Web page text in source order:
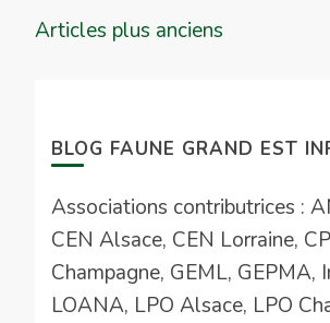
Navigation
Articles plus anciens
BLOG FAUNE GRAND EST
Associations contributrices :
CEN Alsace, CEN Lorraine,
Champagne, GEML, GEPMA,
LOANA, LPO Alsace, LPO